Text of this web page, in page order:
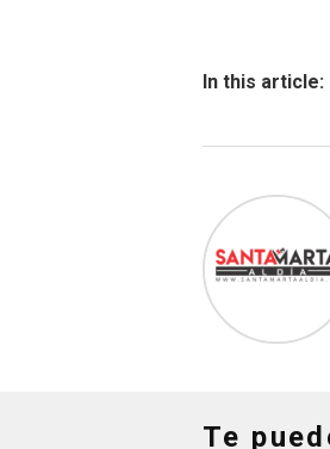
ok p
In this article:
Te